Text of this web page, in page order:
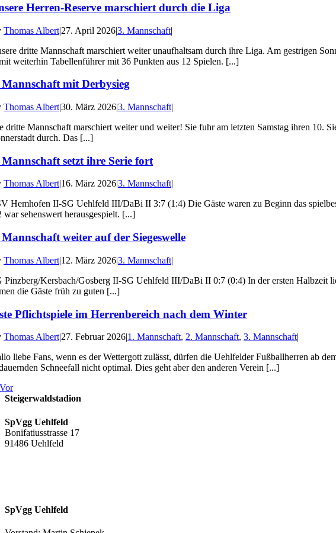
Herren-Reserve marschiert durch die Liga
Thomas Albert|27. April 2026|3. Mannschaft|
dritte Mannschaft marschiert weiter unaufhaltsam durch ihre Liga. Am gestrigen
weiterhin Tabellenführer mit 36 Punkten aus 12 Spielen. [...]
Mannschaft mit Derbysieg
Thomas Albert|30. März 2026|3. Mannschaft|
dritte Mannschaft marschiert weiter und weiter! Sie fuhr am letzten Samstag ihren
durch. Das [...]
setzt ihre Serie fort
Thomas Albert|16. März 2026|3. Mannschaft|
Hemhofen II-SG Uehlfeld III/DaBi II 3:7 (1:4) Die Gäste waren zu Beginn das
war sehenswert herausgespielt. [...]
weiter auf der Siegeswelle
Thomas Albert|12. März 2026|3. Mannschaft|
Pinzberg/Kersbach/Gosberg II-SG Uehlfeld III/DaBi II 0:7 (0:4) In der ersten Halbzeit
die Gäste früh zu guten [...]
Pflichtspiele im Herrenbereich nach dem Winter
Thomas Albert|27. Februar 2026|1. Mannschaft, 2. Mannschaft,3. Mannschaft|
liebe Fans, wenn es der Wettergott zulässt, dürfen die Uehlfelder Fußballherren ab
Schneefall nicht optimal. Dies geht aber den anderen Verein [...]
Vor
Steigerwaldstadion
SpVgg Uehlfeld
Bonifatiusstrasse 17
91486 Uehlfeld
SpVgg Uehlfeld